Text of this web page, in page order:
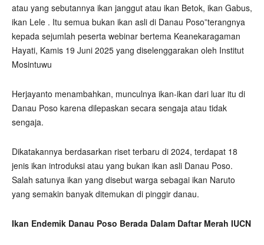
atau yang sebutannya ikan janggut atau ikan Betok, ikan Gabus,
ikan Lele . Itu semua bukan ikan asli di Danau Poso”terangnya
kepada sejumlah peserta webinar bertema Keanekaragaman
Hayati, Kamis 19 Juni 2025 yang diselenggarakan oleh Institut
Mosintuwu
Herjayanto menambahkan, munculnya ikan-ikan dari luar itu di
Danau Poso karena dilepaskan secara sengaja atau tidak
sengaja.
Dikatakannya berdasarkan riset terbaru di 2024, terdapat 18
jenis ikan introduksi atau yang bukan ikan asli Danau Poso.
Salah satunya ikan yang disebut warga sebagai ikan Naruto
yang semakin banyak ditemukan di pinggir danau.
Ikan Endemik Danau Poso Berada Dalam Daftar Merah IUCN